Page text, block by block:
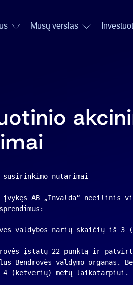
Mūsų verslas
nutarimai
įvykęs AB „Invalda“ neeilinis
valdybos narių skaičių
įstatų 22 punktą ir
Bendrovės valdymo organas.
(ketverių) metų laikotarpiui.